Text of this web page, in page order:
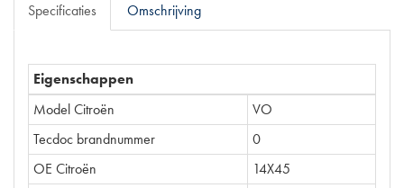
Specificaties Omschrijving
Eigenschappen
Model Citroën
VO
Tecdoc brandnummer
0
OE Citroën
14X45